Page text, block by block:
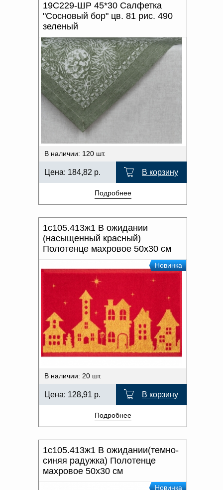
19С229-ШР 45*30 Салфетка
"Сосновый бор" цв. 81 рис. 490
зеленый
В наличии: 120 шт.
Цена: 184,82 р. В корзину
Подробнее
1с105.413ж1 В ожидании
(насыщенный красный)
Полотенце махровое 50х30 см
Новинка
В наличии: 20 шт.
Цена: 128,91 р. В корзину
Подробнее
1с105.413ж1 В ожидании(темно-
синяя радужка) Полотенце
махровое 50х30 см
Новинка